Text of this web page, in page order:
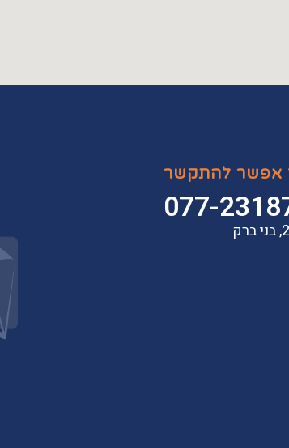
אפשר להתקשר
077-